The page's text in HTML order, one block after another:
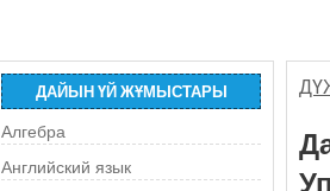
ДАЙЫН ҮЙ ЖҰМЫСТАРЫ
Алгебра
Английский язык